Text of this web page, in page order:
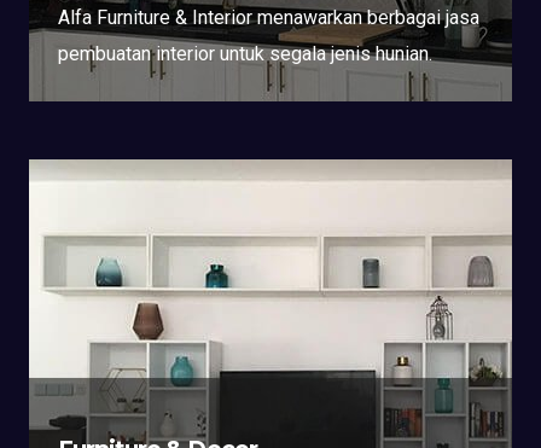
Alfa Furniture & Interior menawarkan berbagai jasa
pembuatan interior untuk segala jenis hunian.